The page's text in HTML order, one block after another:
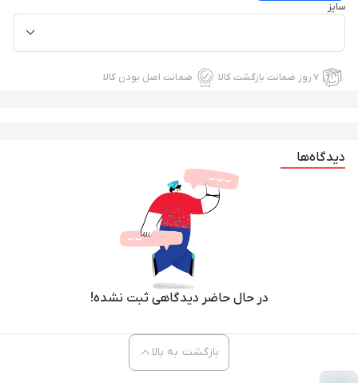
سایز
۷ روز ضمانت بازگشت کالا ضمانت اصل بودن کالا
دیدگاه‌ها
در حال حاضر دیدگاهی ثبت نشده!
بازگشت به بالا